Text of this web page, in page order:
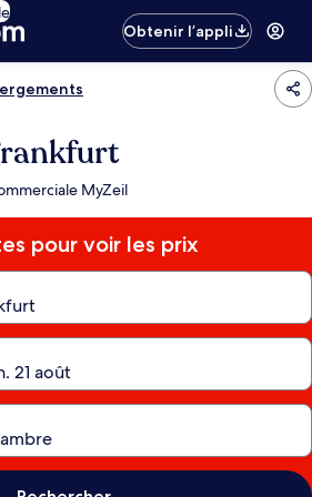
Obtenir l’appli
MyZeil
pour voir les prix